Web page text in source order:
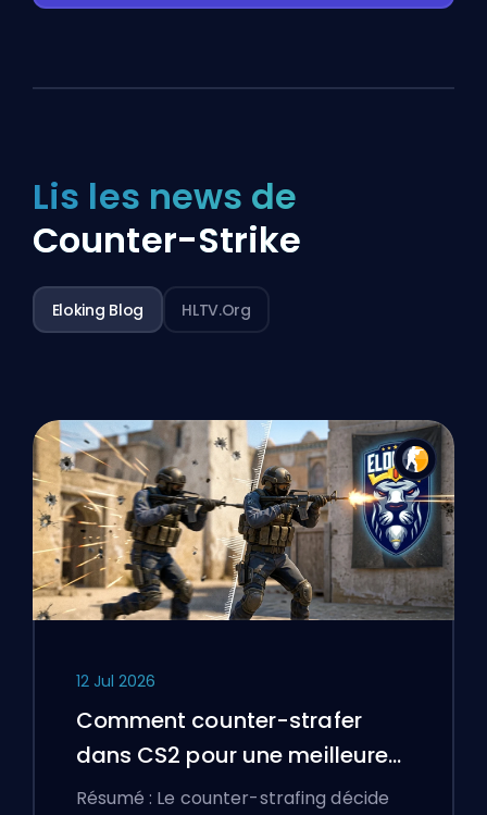
Lis les news de
Counter-Strike
Eloking Blog HLTV.org
12 Jul 2026
Comment counter-strafer
dans CS2 pour une meilleure
précision
Résumé : Le counter-strafing décide